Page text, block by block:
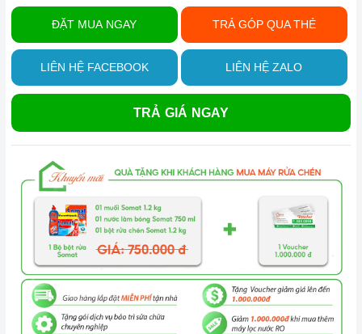
ĐẶT MUA NGAY TRẢ GÓP QUA THẺ
LIÊN HỆ FACEBOOK LIÊN HỆ ZALO
TRẢ GIÁ NGAY